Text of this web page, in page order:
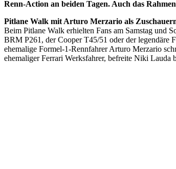
Renn-Action an beiden Tagen. Auch das
Pitlane Walk mit Arturo Merzario als
Beim Pitlane Walk erhielten Fans am Samstag und
BRM P261, der Cooper T45/51 oder der legendäre
ehemalige Formel-1-Rennfahrer Arturo Merzario
ehemaliger Ferrari Werksfahrer, befreite Niki Lauda